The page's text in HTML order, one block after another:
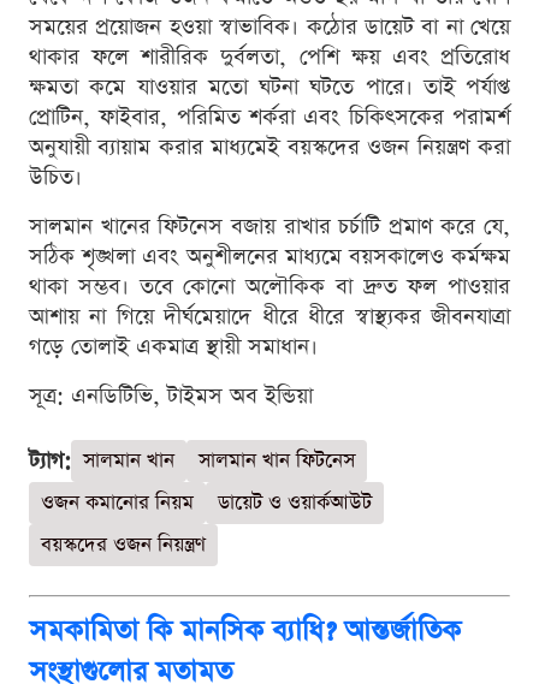
সময়ের প্রয়োজন হওয়া স্বাভাবিক। কঠোর ডায়েট বা না খেয়ে
থাকার ফলে শারীরিক দুর্বলতা, পেশি ক্ষয় এবং প্রতিরোধ
ক্ষমতা কমে যাওয়ার মতো ঘটনা ঘটতে পারে। তাই পর্যাপ্ত
প্রোটিন, ফাইবার, পরিমিত শর্করা এবং চিকিৎসকের পরামর্শ
অনুযায়ী ব্যায়াম করার মাধ্যমেই বয়স্কদের ওজন নিয়ন্ত্রণ করা
উচিত।
সালমান খানের ফিটনেস বজায় রাখার চর্চাটি প্রমাণ করে যে,
সঠিক শৃঙ্খলা এবং অনুশীলনের মাধ্যমে বয়সকালেও কর্মক্ষম
থাকা সম্ভব। তবে কোনো অলৌকিক বা দ্রুত ফল পাওয়ার
আশায় না গিয়ে দীর্ঘমেয়াদে ধীরে ধীরে স্বাস্থ্যকর জীবনযাত্রা
গড়ে তোলাই একমাত্র স্থায়ী সমাধান।
সূত্র: এনডিটিভি, টাইমস অব ইন্ডিয়া
ট্যাগ: সালমান খান
সালমান খান ফিটনেস
ওজন কমানোর নিয়ম
ডায়েট ও ওয়ার্কআউট
বয়স্কদের ওজন নিয়ন্ত্রণ
সমকামিতা কি মানসিক ব্যাধি? আন্তর্জাতিক
সংস্থাগুলোর মতামত